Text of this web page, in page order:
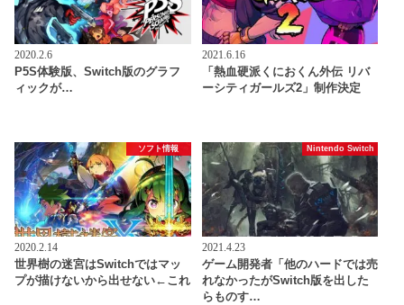
2020.2.6
P5S体験版、Switch版のグラフ
ィックが…
2021.6.16
「熱血硬派くにおくん外伝 リバ
ーシティガールズ2」制作決定
ソフト情報
2020.2.14
世界樹の迷宮はSwitchではマッ
プが描けないから出せない←これ
Nintendo Switch
2021.4.23
ゲーム開発者「他のハードでは売
れなかったがSwitch版を出した
らものす…